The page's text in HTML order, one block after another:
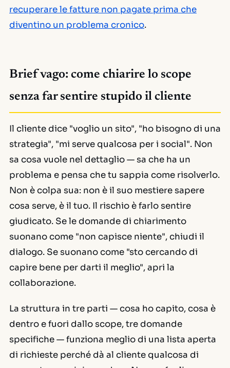
recuperare le fatture non pagate prima che
diventino un problema cronico.
Brief vago: come chiarire lo scope
senza far sentire stupido il cliente
Il cliente dice "voglio un sito", "ho bisogno di una
strategia", "mi serve qualcosa per i social". Non
sa cosa vuole nel dettaglio — sa che ha un
problema e pensa che tu sappia come risolverlo.
Non è colpa sua: non è il suo mestiere sapere
cosa serve, è il tuo. Il rischio è farlo sentire
giudicato. Se le domande di chiarimento
suonano come "non capisce niente", chiudi il
dialogo. Se suonano come "sto cercando di
capire bene per darti il meglio", apri la
collaborazione.
La struttura in tre parti — cosa ho capito, cosa è
dentro e fuori dallo scope, tre domande
specifiche — funziona meglio di una lista aperta
di richieste perché dà al cliente qualcosa di